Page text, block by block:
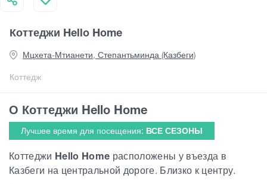
Гиды
Грузия
Коттеджи Hello Home
Коттедж
Мцхета-Мтианети, Степантьминда (Казбеги)
О Коттеджи Hello Home
Лучшее время для посещения: ВСЕ СЕЗОНЫ
Коттеджи Hello Home расположены у въезда в
Казбеги на центральной дороге. Близко к центру.